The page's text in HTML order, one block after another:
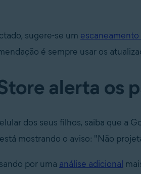
sugere-se um
é sempre usar os
alerta os
dos seus filhos, saiba que a
mostrando o aviso: "Não
por uma análise adicional